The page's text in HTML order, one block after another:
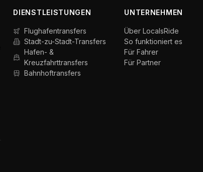
DIENSTLEISTUNGEN
Flughafentransfers
Stadt-zu-Stadt-Transfers
Hafen- &
Kreuzfahrttransfers
Bahnhoftransfers
UNTERNEHMEN
Über LocalsRide
So funktioniert es
Für Fahrer
Für Partner